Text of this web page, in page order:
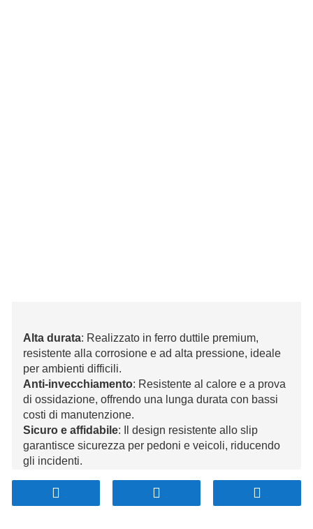
Alta durata: Realizzato in ferro duttile premium,
resistente alla corrosione e ad alta pressione, ideale
per ambienti difficili.
Anti-invecchiamento: Resistente al calore e a prova
di ossidazione, offrendo una lunga durata con bassi
costi di manutenzione.
Sicuro e affidabile: Il design resistente allo slip
garantisce sicurezza per pedoni e veicoli, riducendo
gli incidenti.
tossici, soddisfando gli standard ambientali, adatti a
varie applicazioni di infrastrutture urbane.